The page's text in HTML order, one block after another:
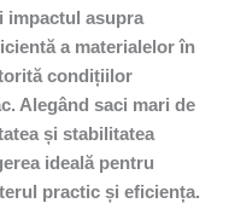
impactul asupra
a materialelor în
condițiilor
Alegând saci mari de
și stabilitatea
ideală pentru
practic și eficiența.